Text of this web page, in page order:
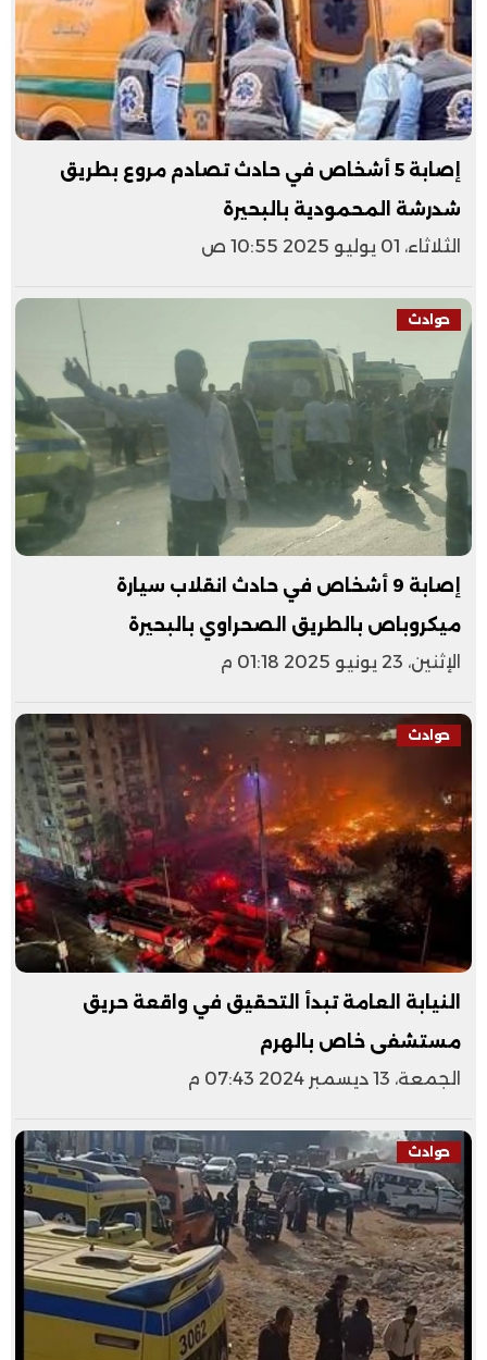
إصابة 5 أشخاص في حادث تصادم مروع بطريق
شدرشة المحمودية بالبحيرة
الثلاثاء، 01 يوليو 2025 10:55 ص
حوادث
إصابة 9 أشخاص في حادث انقلاب سيارة
ميكروباص بالطريق الصحراوي بالبحيرة
الإثنين، 23 يونيو 2025 01:18 م
حوادث
النيابة العامة تبدأ التحقيق في واقعة حريق
مستشفى خاص بالهرم
الجمعة، 13 ديسمبر 2024 07:43 م
حوادث